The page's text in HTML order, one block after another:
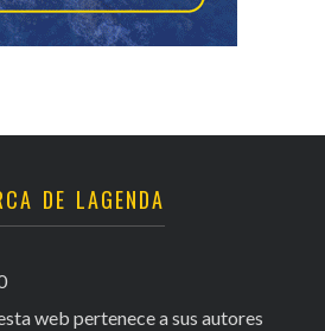
DE LAGENDA
web pertenece a sus autores